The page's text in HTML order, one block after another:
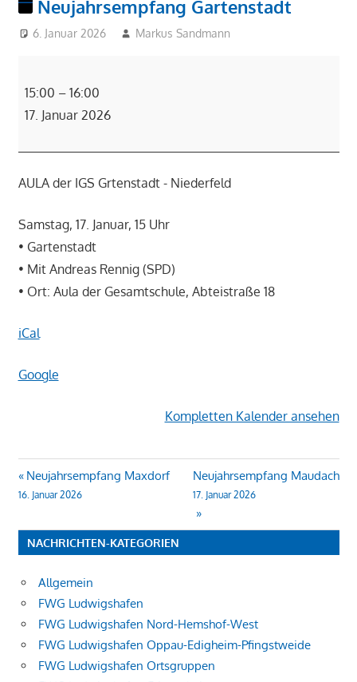
Neujahrsempfang Gartenstadt
6. Januar 2026 Markus Sandmann
Gartenstadt
15:00 – 16:00
17. Januar 2026
AULA der IGS Grtenstadt - Niederfeld
Samstag, 17. Januar, 15 Uhr
• Gartenstadt
• Mit Andreas Rennig (SPD)
• Ort: Aula der Gesamtschule, Abteistraße 18
iCal
Google
Kompletten Kalender ansehen
Beitragsnavigation
Neujahrsempfang Maxdorf
16. Januar 2026
Neujahrsempfang Maudach
17. Januar 2026
NACHRICHTEN-KATEGORIEN
Allgemein
FWG Ludwigshafen
FWG Ludwigshafen Nord-Hemshof-West
FWG Ludwigshafen Oppau-Edigheim-Pfingstweide
FWG Ludwigshafen Ortsgruppen